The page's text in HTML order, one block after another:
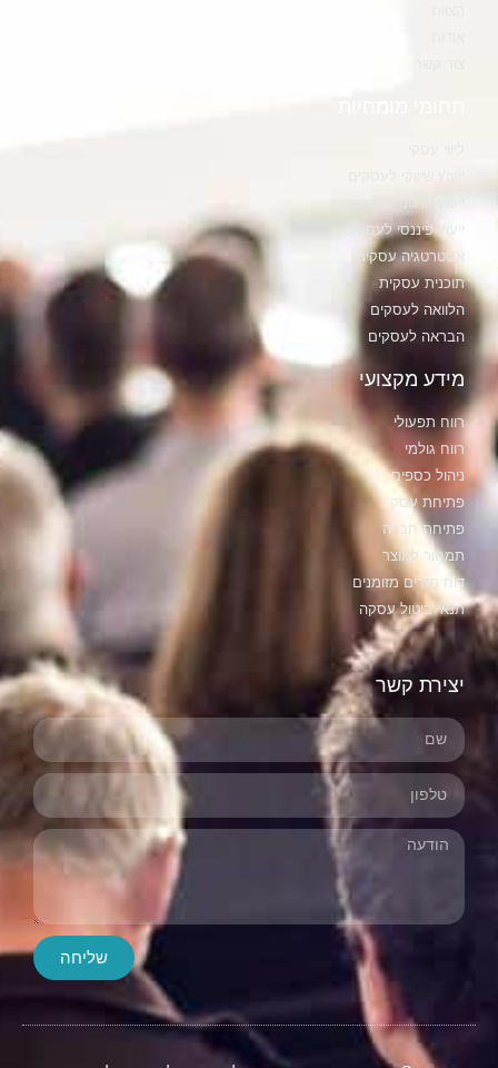
ייעוץ ארגוני לעסקים
ייעוץ פיננסי לעסקים
אסטרטגיה עסקית
תוכנית עסקית
הלוואה לעסקים
הבראה לעסקים
מידע מקצועי
רווח תפעולי
רווח גולמי
ניהול כספים
פתיחת עסק
פתיחת חברה
תמחור למוצר
דוח תזרים מזומנים
תנאי ביטול עסקה
יצירת קשר
שליחה